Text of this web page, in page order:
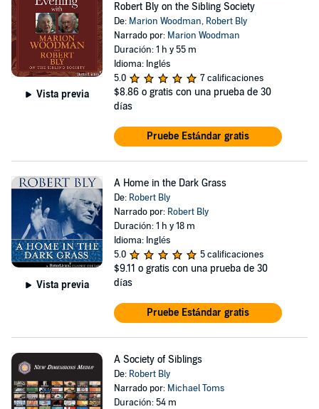
Vista previa
Robert Bly on the Sibling Society
De: Marion Woodman, Robert Bly
Narrado por: Marion Woodman
Duración: 1 h y 55 m
Idioma: Inglés
5.0
7 calificaciones
$8.86 o gratis con una prueba de 30
días
Pruebe Estándar gratis
Vista previa
A Home in the Dark Grass
De: Robert Bly
Narrado por: Robert Bly
Duración: 1 h y 18 m
Idioma: Inglés
5.0
5 calificaciones
$9.11 o gratis con una prueba de 30
días
Pruebe Estándar gratis
A Society of Siblings
De: Robert Bly
Narrado por: Michael Toms
Duración: 54 m